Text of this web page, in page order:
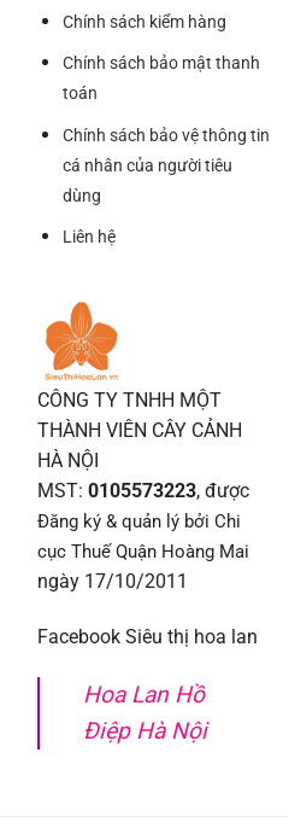
Chính sách kiểm hàng
Chính sách bảo mật thanh
toán
Chính sách bảo vệ thông tin
cá nhân của người tiêu
dùng
Liên hệ
CÔNG TY TNHH MỘT
THÀNH VIÊN CÂY CẢNH
HÀ NỘI
MST: 0105573223, được
Đăng ký & quản lý bởi Chi
cục Thuế Quận Hoàng Mai
ngày 17/10/2011
Facebook Siêu thị hoa lan
Hoa Lan Hồ
Điệp Hà Nội